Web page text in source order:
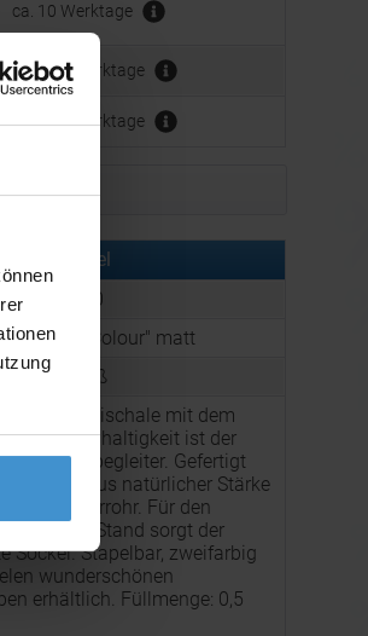
ca. 10 Werktage
ca. 3 - 5 Werktage
ca. 3 - 5 Werktage
00000
"2 Colour" matt
Weiß
Die Müslischale mit dem
Nachhaltigkeit ist der
Gefertigt
aus natürlicher Stärke
von Zuckerrohr. Für den
sicheren Stand sorgt der
Sockel. Stapelbar, zweifarbig
wunderschönen
erhältlich. Füllmenge: 0,5